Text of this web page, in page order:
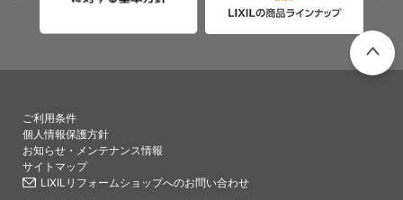
ご利用条件
個人情報保護方針
お知らせ・メンテナンス情報
サイトマップ
LIXILリフォームショップへのお問い合わせ